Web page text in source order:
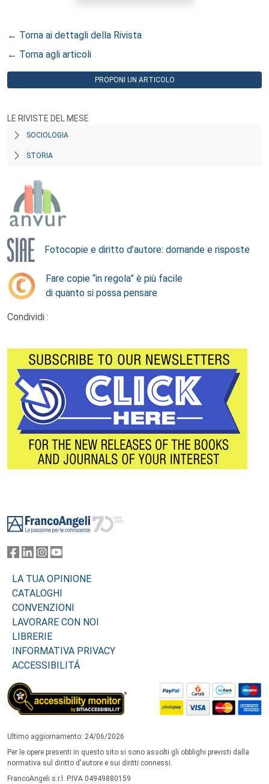
← Torna ai dettagli della Rivista
← Torna agli articoli
PROPONI UN ARTICOLO
LE RIVISTE DEL MESE
SOCIOLOGIA
STORIA
Fotocopie e diritto d’autore: domande e risposte
Fare copie “in regola” è più facile
di quanto si possa pensare
Condividi :
LA TUA OPINIONE
CATALOGHI
CONVENZIONI
LAVORARE CON NOI
LIBRERIE
INFORMATIVA PRIVACY
ACCESSIBILITÁ
Ultimo aggiornamento: 24/06/2026
Per le opere presenti in questo sito si sono assolti gli obblighi previsti dalla
normativa sul diritto d'autore e sui diritti connessi.
FrancoAngeli s.r.l. P.IVA 04949880159